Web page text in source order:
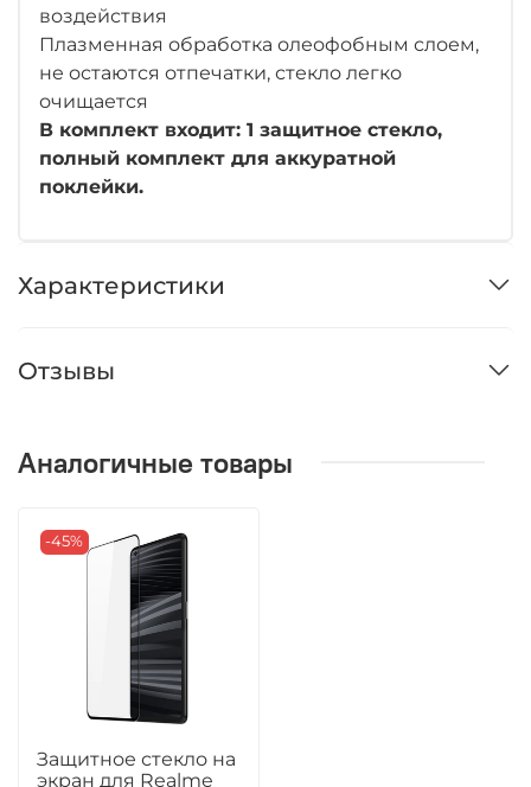
воздействия
Плазменная обработка олеофобным слоем,
не остаются отпечатки, стекло легко
очищается
В комплект входит: 1 защитное стекло,
полный комплект для аккуратной
поклейки.
Характеристики
Отзывы
Аналогичные товары
-45%
Защитное стекло на
экран для Realme